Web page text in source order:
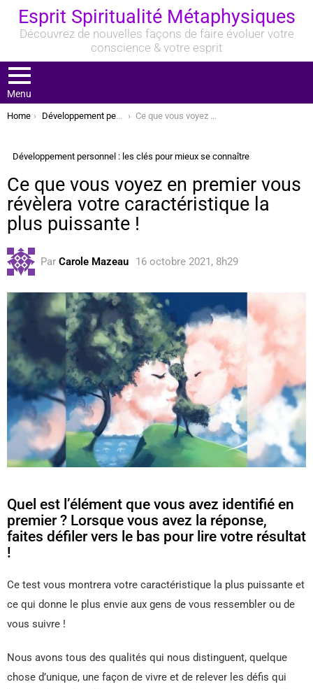
Esprit Spiritualité Métaphysiques
Découvrez de nouvelles façons de faire évoluer votre
conscience & votre esprit
Menu
You are here:
Home Développement personnel : les clés pour mieux se connaître Ce que vous voyez en premier vous révèlera votre caractéristique la plus puissante !
Développement personnel : les clés pour mieux se connaître
Ce que vous voyez en premier vous
révèlera votre caractéristique la
plus puissante !
Par Carole Mazeau 16 octobre 2021, 8h29
Quel est l’élément que vous avez identifié en
premier ? Lorsque vous avez la réponse,
faites défiler vers le bas pour lire votre résultat
!
Ce test vous montrera votre caractéristique la plus puissante et
ce qui donne le plus envie aux gens de vous ressembler ou de
vous suivre !
Nous avons tous des qualités qui nous distinguent, quelque
chose d’unique, une façon de vivre et de relever les défis qui